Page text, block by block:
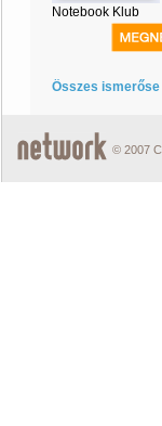
Notebook Klub
Összes ismerőse
© 2007